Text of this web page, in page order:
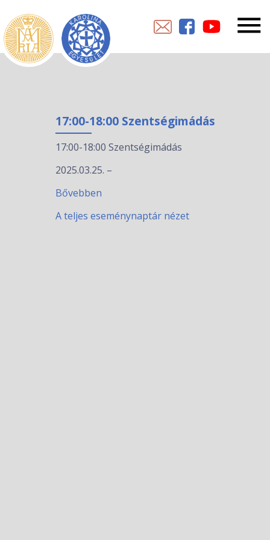
17:00-18:00 Szentségimádás
17:00-18:00 Szentségimádás
2025.03.25. –
Bővebben
A teljes eseménynaptár nézet